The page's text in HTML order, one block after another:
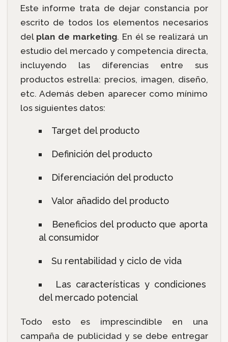
Este informe trata de dejar constancia por
escrito de todos los elementos necesarios
del plan de marketing. En él se realizará un
estudio del mercado y competencia directa,
incluyendo las diferencias entre sus
productos estrella: precios, imagen, diseño,
etc. Además deben aparecer como mínimo
los siguientes datos:
Target del producto
Definición del producto
Diferenciación del producto
Valor añadido del producto
Beneficios del producto que aporta
al consumidor
Su rentabilidad y ciclo de vida
Las características y condiciones
del mercado potencial
Todo esto es imprescindible en una
campaña de publicidad y se debe entregar